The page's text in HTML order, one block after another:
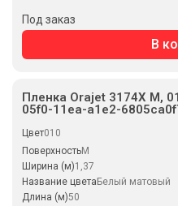
Под заказ
В
Пленка Orajet 3174X M,
05f0-11ea-a1e2-
Цвет010
ПоверхностьM
Ширина (м)1,37
Название цветаБелый матовый
Длина (м)50